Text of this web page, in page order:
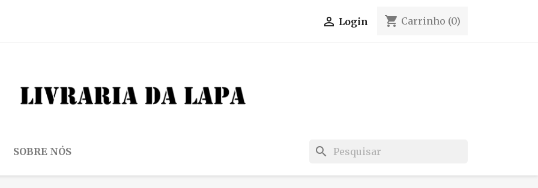
 Login shopping_cart Carrinho (0)
SOBRE NÓS search